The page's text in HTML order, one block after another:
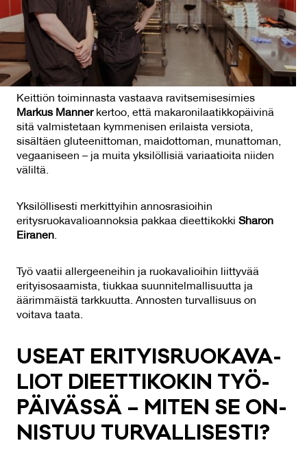
Keittiön toiminnasta vastaava ravitsemisesimies
Markus Manner kertoo, että makaronilaatikkopäivinä
sitä valmistetaan kymmenisen erilaista versiota,
sisältäen gluteenittoman, maidottoman, munattoman,
vegaaniseen – ja muita yksilöllisiä variaatioita niiden
väliltä.
Yksilöllisesti merkittyihin annosrasioihin
eritysruokavalioannoksia pakkaa dieettikokki Sharon
Eiranen.
Työ vaatii allergeeneihin ja ruokavalioihin liittyvää
erityisosaamista, tiukkaa suunnitelmallisuutta ja
äärimmäistä tarkkuutta. Annosten turvallisuus on
voitava taata.
USEAT ERI­TYIS­RUO­KA­VA­
LIOT DIEET­TI­KO­KIN TYÖ­
PÄI­VÄS­SÄ – MI­TEN SE ON­
NIS­TUU TUR­VAL­LI­SES­TI?